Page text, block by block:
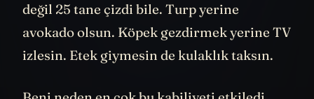
değil 25 tane çizdi bile. Turp yerine
avokado olsun. Köpek gezdirmek yerine TV
izlesin. Etek giymesin de kulaklık taksın.